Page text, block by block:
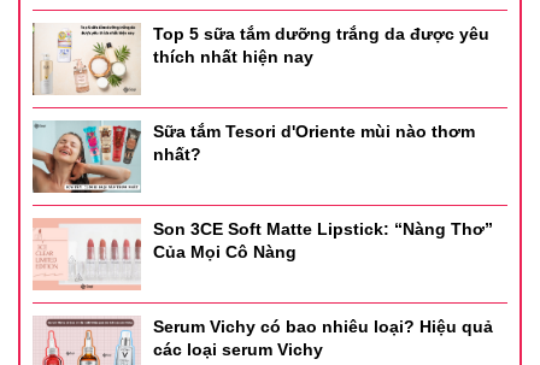
Top 5 sữa tắm dưỡng trắng da được yêu
thích nhất hiện nay
Sữa tắm Tesori d'Oriente mùi nào thơm
nhất?
Son 3CE Soft Matte Lipstick: “Nàng Thơ”
Của Mọi Cô Nàng
Serum Vichy có bao nhiêu loại? Hiệu quả
các loại serum Vichy